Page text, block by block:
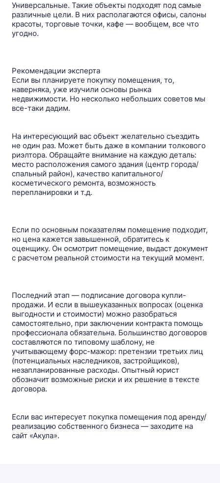
Универсальные. Такие объекты подходят под самые
различные цели. В них располагаются офисы, салоны
красоты, торговые точки, кафе — вообщем, все что
угодно.
Рекомендации эксперта
Если вы планируете покупку помещения, то,
наверняка, уже изучили основы рынка
недвижимости. Но несколько небольших советов мы
все-таки дадим.
На интересующий вас объект желательно съездить
не один раз. Может быть даже в компании толкового
риэлтора. Обращайте внимание на каждую деталь:
место расположения самого здания (центр города/
спальный район), качество капитального/
косметического ремонта, возможность
перепланировки и т.д.
Если по основным показателям помещение подходит,
но цена кажется завышенной, обратитесь к
оценщику. Он осмотрит помещение, выдаст документ
с расчетом реальной стоимости на текущий момент.
Последний этап — подписание договора купли-
продажи. И если в вышеуказанных вопросах (оценка
выгодности и стоимости) можно разобраться
самостоятельно, при заключении контракта помощь
профессионала обязательна. Большинство договоров
составляются по типовому шаблону, не
учитывающему форс-мажор: претензии третьих лиц
(потенциальных наследников, застройщиков),
незапланированные расходы. Опытный юрист
обозначит возможные риски и их решение в тексте
договора.
Если вас интересует покупка помещения под аренду/
реализацию собственного бизнеса — заходите на
сайт «Акула».